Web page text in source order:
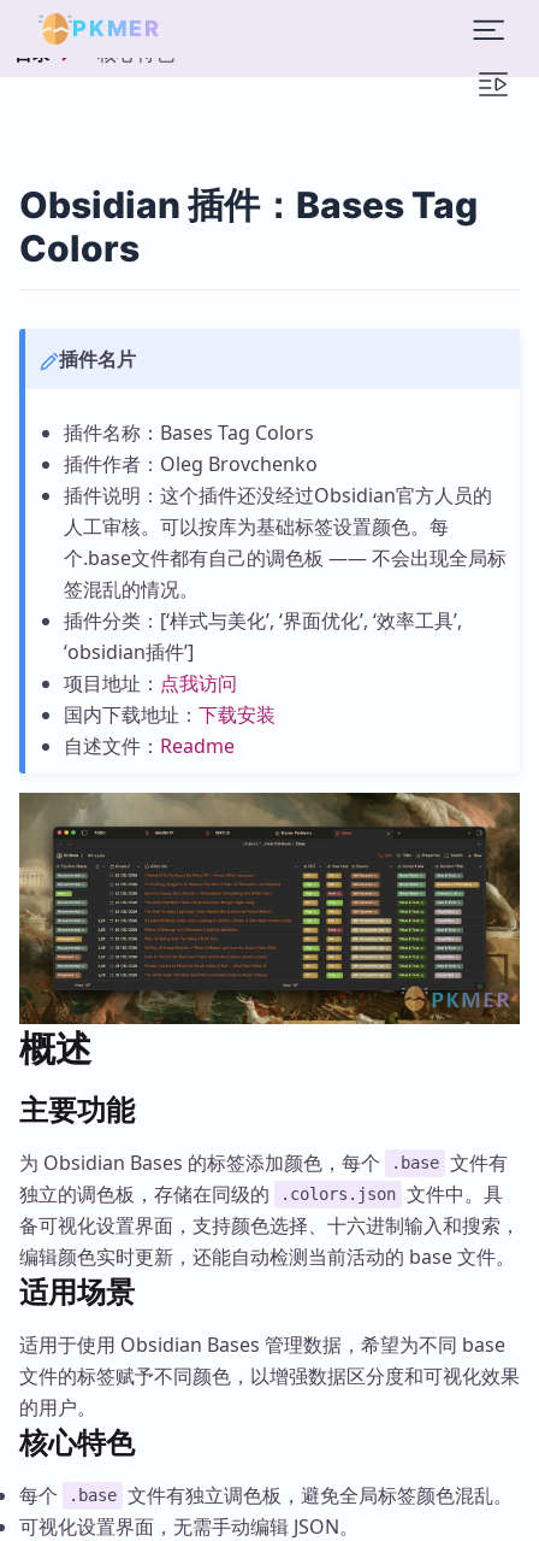
PKMER
目录 核心特色
Obsidian 插件：Bases Tag
Colors
插件名片
插件名称：Bases Tag Colors
插件作者：Oleg Brovchenko
插件说明：这个插件还没经过Obsidian官方人员的
人工审核。可以按库为基础标签设置颜色。每
个.base文件都有自己的调色板 —— 不会出现全局标
签混乱的情况。
插件分类：[‘样式与美化’, ‘界面优化’, ‘效率工具’,
‘obsidian插件’]
项目地址： 点我访问
国内下载地址： 下载安装
自述文件： Readme
概述
主要功能
为 Obsidian Bases 的标签添加颜色，每个 .base 文件有
独立的调色板，存储在同级的
.colors.json 文件中。具
备可视化设置界面，支持颜色选择、十六进制输入和搜索，
编辑颜色实时更新，还能自动检测当前活动的 base 文件。
适用场景
适用于使用 Obsidian Bases 管理数据，希望为不同 base
文件的标签赋予不同颜色，以增强数据区分度和可视化效果
的用户。
核心特色
每个 .base 文件有独立调色板，避免全局标签颜色混乱。
可视化设置界面，无需手动编辑 JSON。